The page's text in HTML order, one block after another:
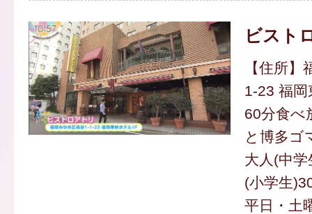
ビスト
【住所
1-23 福
60分食べ
と博多ゴ
大人(中
(小学生
平日・土